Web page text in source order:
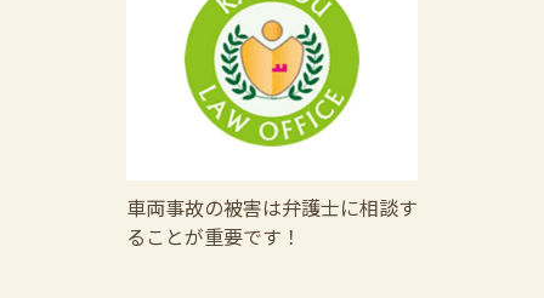
車両事故の被害は弁護士に相談す
ることが重要です！